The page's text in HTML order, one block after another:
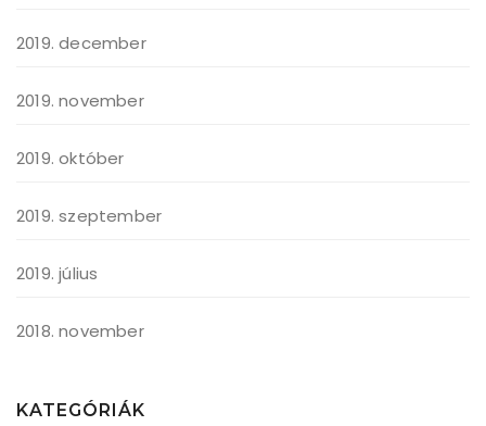
2019. december
2019. november
2019. október
2019. szeptember
2019. július
2018. november
KATEGÓRIÁK